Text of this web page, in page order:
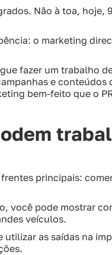
Não à toa,
o marketing
fazer um trabalho
e
bem-feito que o
principais:
você pode mostrar
veículos.
as saídas na